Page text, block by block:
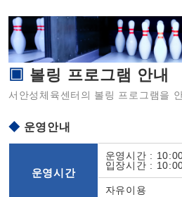
▣ 볼링 프로그램 안내
서안성체육센터의 볼링 프로그램을
◆ 운영안내
운영시간
운영시간 :
입장시간 :
자유이용